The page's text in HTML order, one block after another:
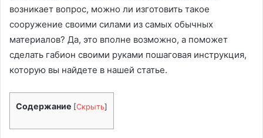
возникает вопрос, можно ли изготовить такое
сооружение своими силами из самых обычных
материалов? Да, это вполне возможно, а поможет
сделать габион своими руками пошаговая инструкция,
которую вы найдете в нашей статье.
Содержание [Скрыть]